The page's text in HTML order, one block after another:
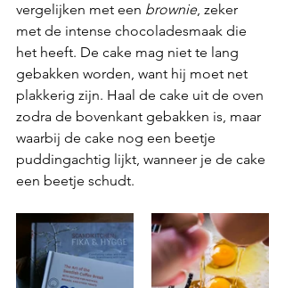
vergelijken met een brownie, zeker
met de intense chocoladesmaak die
het heeft. De cake mag niet te lang
gebakken worden, want hij moet net
plakkerig zijn. Haal de cake uit de oven
zodra de bovenkant gebakken is, maar
waarbij de cake nog een beetje
puddingachtig lijkt, wanneer je de cake
een beetje schudt.